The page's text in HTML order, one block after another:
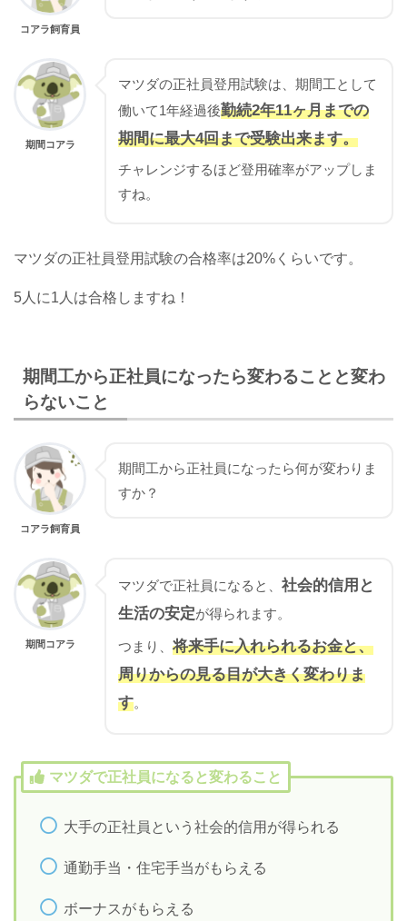
コアラ飼育員
期間コアラ
マツダの正社員登用試験は、期間工として
働いて1年経過後勤続2年11ヶ月までの
期間に最大4回まで受験出来ます。
チャレンジするほど登用確率がアップしま
すね。
マツダの正社員登用試験の合格率は20%くらいです。
5人に1人は合格しますね！
期間工から正社員になったら変わることと変わ
らないこと
コアラ飼育員
期間工から正社員になったら何が変わりま
すか？
期間コアラ
マツダで正社員になると、 社会的信用と
生活の安定が得られます。
つまり、将来手に入れられるお金と、
周りからの見る目が大きく変わりま
す。
マツダで正社員になると変わること
大手の正社員という社会的信用が得られる
通勤手当・住宅手当がもらえる
ボーナスがもらえる